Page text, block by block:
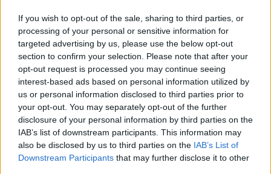
If you wish to opt-out of the sale, sharing to third parties, or
processing of your personal or sensitive information for
targeted advertising by us, please use the below opt-out
section to confirm your selection. Please note that after your
opt-out request is processed you may continue seeing
interest-based ads based on personal information utilized by
us or personal information disclosed to third parties prior to
your opt-out. You may separately opt-out of the further
disclosure of your personal information by third parties on the
IAB’s list of downstream participants. This information may
also be disclosed by us to third parties on the IAB’s List of
Downstream Participants that may further disclose it to other
degantį kombainą sutriko
ugniagesio sveikata
žmogus
Skubios pagalbos tarnybų ryšio numeriu 112
paskambinęs plungiškis pranešė, kad jo